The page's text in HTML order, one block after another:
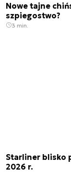
Nowe tajne
szpiegostwo?
3 min.
Starliner blisko
2026 r.